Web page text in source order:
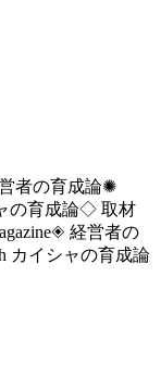
者の育成論✺
の育成論◇ 取材
◈ 経営者の
カイシャの育成論